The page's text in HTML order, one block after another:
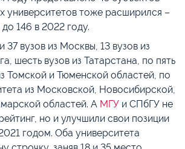
университетов тоже расширился –
146 в 2022 году.
37 вузов из Москвы, 13 вузов из
шесть вузов из Татарстана, по пять
Томской и Тюменской областей, по
из Московской, Новосибирской,
областей. А МГУ и СПбГУ не
но и улучшили свои позиции
годом. Оба университета